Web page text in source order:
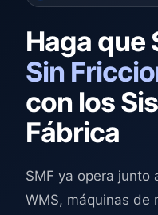
Haga que
Sin
con los
Fábrica
SMF ya opera junto
WMS, máquinas de